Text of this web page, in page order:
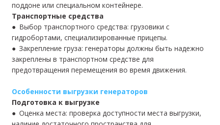
поддоне или специальном контейнере.
Транспортные средства
● Выбор транспортного средства: грузовики с
гидробортами, специализированные прицепы.
● Закрепление груза: генераторы должны быть надежно
закреплены в транспортном средстве для
предотвращения перемещения во время движения.
Особенности выгрузки генераторов
Подготовка к выгрузке
● Оценка места: проверка доступности места выгрузки,